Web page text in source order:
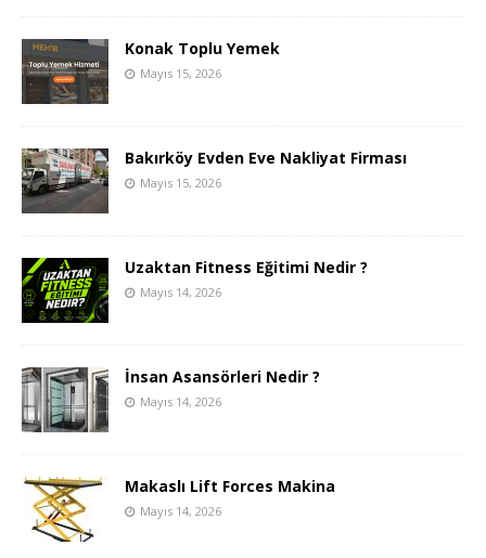
Konak Toplu Yemek
Mayıs 15, 2026
Bakırköy Evden Eve Nakliyat Firması
Mayıs 15, 2026
Uzaktan Fitness Eğitimi Nedir ?
Mayıs 14, 2026
İnsan Asansörleri Nedir ?
Mayıs 14, 2026
Makaslı Lift Forces Makina
Mayıs 14, 2026